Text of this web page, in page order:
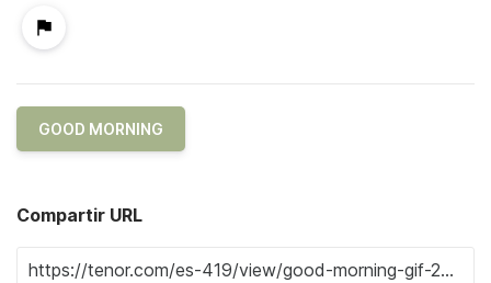
GOOD MORNING
Compartir URL